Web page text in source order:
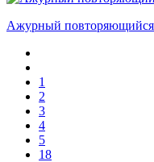
Ажурный
1
2
3
4
5
18